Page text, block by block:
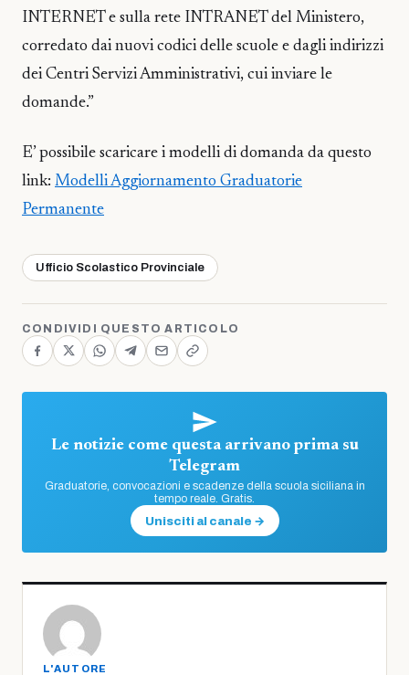
INTERNET e sulla rete INTRANET del Ministero,
corredato dai nuovi codici delle scuole e dagli indirizzi
dei Centri Servizi Amministrativi, cui inviare le
domande.”
E’ possibile scaricare i modelli di domanda da questo
link: Modelli Aggiornamento Graduatorie
Permanente
Ufficio Scolastico Provinciale
CONDIVIDI QUESTO ARTICOLO
Le notizie come questa arrivano prima su
Telegram
Graduatorie, convocazioni e scadenze della scuola siciliana in
tempo reale. Gratis.
Unisciti al canale →
L'AUTORE